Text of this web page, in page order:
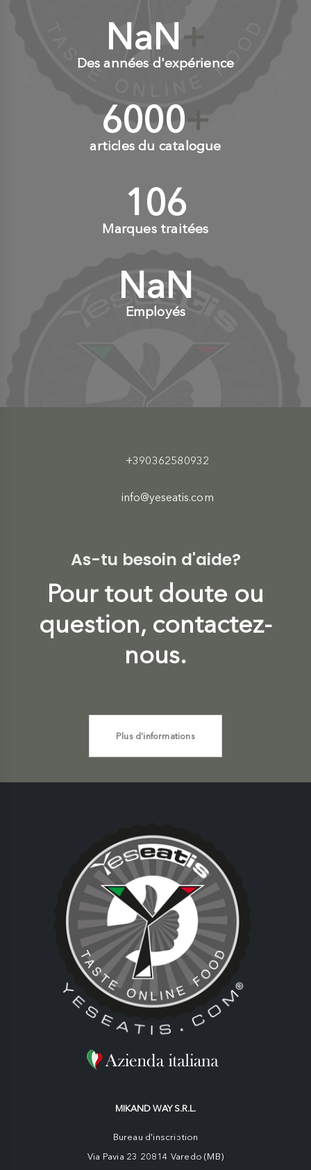
NaN+
Des années d'expérience
6000+
articles du catalogue
110+
Marques traitées
NaN+
Employés
+390362580932
info@yeseatis.com
As-tu besoin d'aide?
Pour tout doute ou
question, contactez-
nous.
Plus d'informations
MIKAND WAY S.R.L.
Bureau d'inscription
Via Pavia 23 20814 Varedo (MB)